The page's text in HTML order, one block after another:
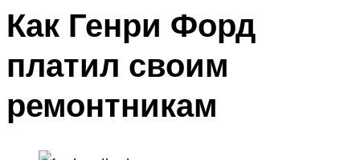
Как Генри Форд
платил своим
ремонтникам